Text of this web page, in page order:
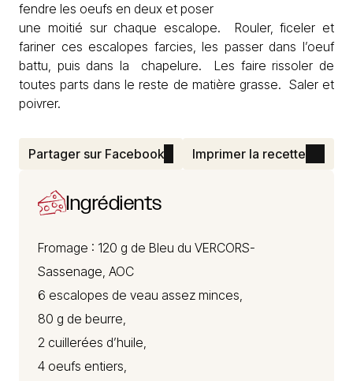
fendre les oeufs en deux et poser
une moitié sur chaque escalope. Rouler, ficeler et
fariner ces escalopes farcies, les passer dans l’oeuf
battu, puis dans la chapelure. Les faire rissoler de
toutes parts dans le reste de matière grasse. Saler et
poivrer.
Partager sur Facebook Imprimer la recette
Ingrédients
Fromage : 120 g de Bleu du VERCORS-
Sassenage, AOC
6 escalopes de veau assez minces,
80 g de beurre,
2 cuillerées d’huile,
4 oeufs entiers,